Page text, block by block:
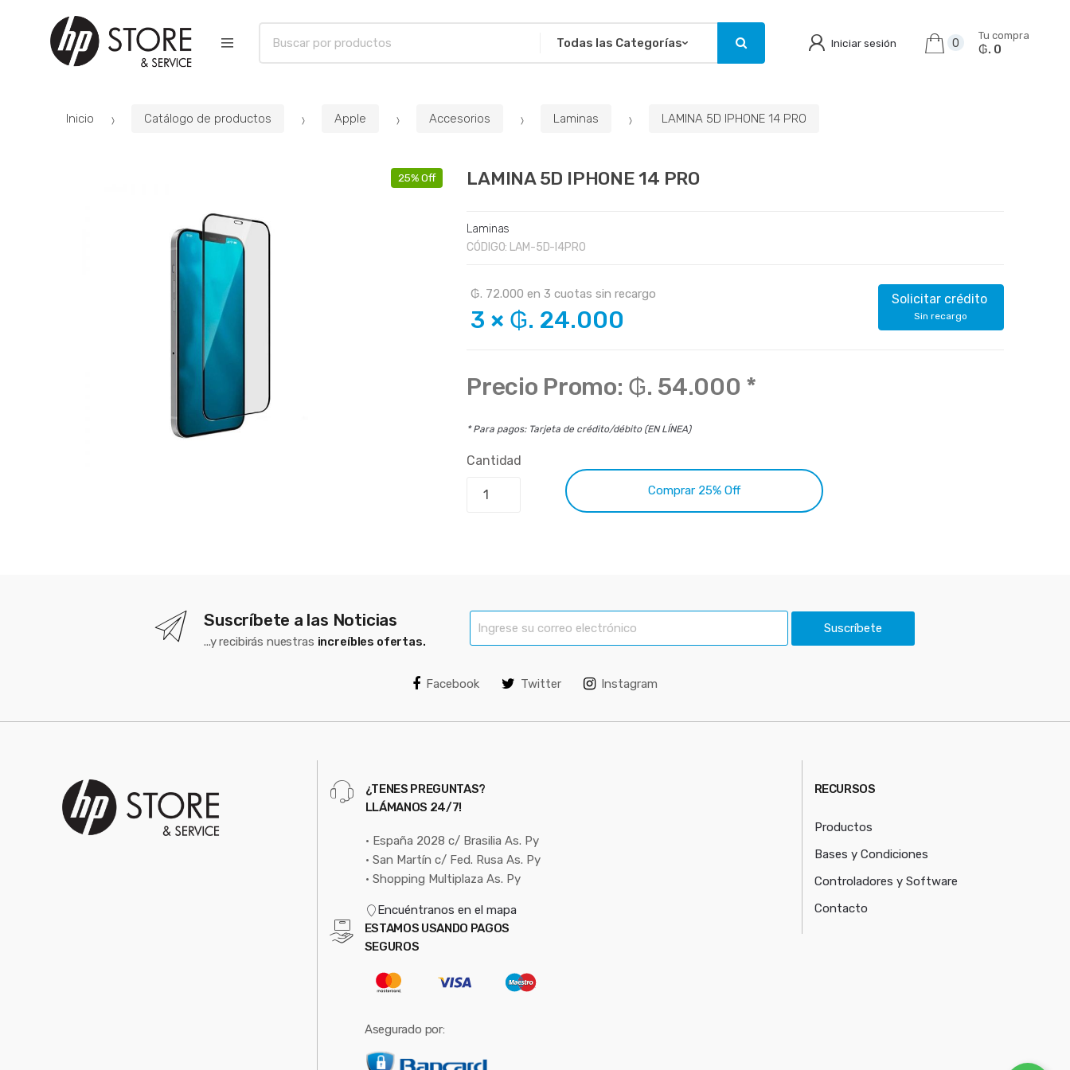
r
Iniciar sesión 0
Tu compra
₲. 0
Inicio Catálogo de productos Apple Accesorios Laminas LAMINA 5D IPHONE 14 PRO
25% Off LAMINA 5D IPHONE 14 PRO
Laminas
CÓDIGO: LAM-5D-I4PRO
₲. 72.000 en3 cuotas sin recargo
3 × ₲. 24.000
Solicitar crédito
Sin recargo
Precio Promo: ₲. 54.000 *
* Para pagos: Tarjeta de crédito/débito (EN LÍNEA)
Cantidad
Comprar 25% Off
Suscríbete a las Noticias
...y recibirás nuestras increíbles ofertas.
Suscríbete
Facebook Twitter Instagram
¿TENES PREGUNTAS?
LLÁMANOS 24/7!
• España 2028 c/ Brasilia As. Py
• San Martín c/ Fed. Rusa As. Py
• Shopping Multiplaza As. Py
Encuéntranos en el mapa
ESTAMOS USANDO PAGOS
SEGUROS
Asegurado por:
RECURSOS
Productos
Bases y Condiciones
Controladores y Software
Contacto